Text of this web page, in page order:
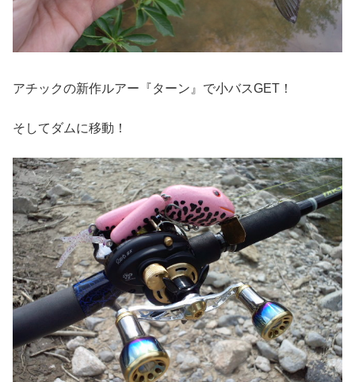
アチックの新作ルアー『ターン』で小バスGET！
そしてダムに移動！